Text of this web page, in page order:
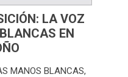
LA VOZ
EN
MANOS BLANCAS,